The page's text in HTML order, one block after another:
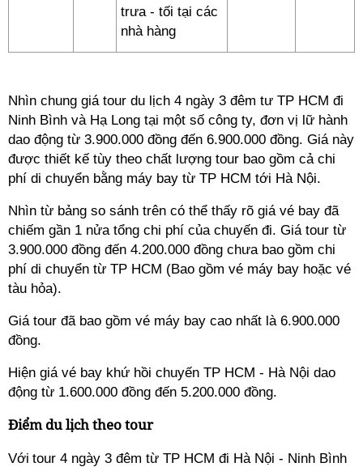
trưa - tối tại các
nhà hàng
Nhìn chung giá tour du lịch 4 ngày 3 đêm tư TP HCM đi
Ninh Bình và Hạ Long tại một số công ty, đơn vị lữ hành
dao động từ 3.900.000 đồng đến 6.900.000 đồng. Giá này
được thiết kế tùy theo chất lượng tour bao gồm cả chi
phí di chuyển bằng máy bay từ TP HCM tới Hà Nội.
Nhìn từ bảng so sánh trên có thể thấy rõ giá vé bay đã
chiếm gần 1 nửa tổng chi phí của chuyến đi. Giá tour từ
3.900.000 đồng đến 4.200.000 đồng chưa bao gồm chi
phí di chuyển từ TP HCM (Bao gồm vé máy bay hoặc vé
tàu hỏa).
Giá tour đã bao gồm vé máy bay cao nhất là 6.900.000
đồng.
Hiện giá vé bay khứ hồi chuyến TP HCM - Hà Nội dao
động từ 1.600.000 đồng đến 5.200.000 đồng.
Điểm du lịch theo tour
Với tour 4 ngày 3 đêm từ TP HCM đi Hà Nội - Ninh Bình